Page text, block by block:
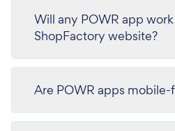
Will any POWR app
ShopFactory website?
Are POWR apps